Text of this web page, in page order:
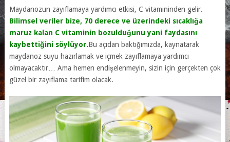
Maydanozun zayıflamaya yardımcı etkisi, C vitamininden gelir.
Bilimsel veriler bize, 70 derece ve üzerindeki sıcaklığa
maruz kalan C vitaminin bozulduğunu yani faydasını
kaybettiğini söylüyor.Bu açıdan baktığımızda, kaynatarak
maydanoz suyu hazırlamak ve içmek zayıflamaya yardımcı
olmayacaktır… Ama hemen endişelenmeyin, sizin için gerçekten çok
güzel bir zayıflama tarifim olacak.